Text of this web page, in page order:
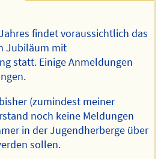
findet voraussichtlich das
Jubiläum mit
statt. Einige Anmeldungen
(zumindest meiner
noch keine Meldungen
in der Jugendherberge über
sollen.